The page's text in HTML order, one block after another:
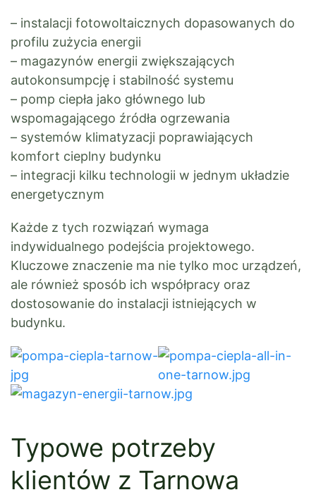
– instalacji fotowoltaicznych dopasowanych do
profilu zużycia energii
– magazynów energii zwiększających
autokonsumpcję i stabilność systemu
– pomp ciepła jako głównego lub
wspomagającego źródła ogrzewania
– systemów klimatyzacji poprawiających
komfort cieplny budynku
– integracji kilku technologii w jednym układzie
energetycznym
Każde z tych rozwiązań wymaga
indywidualnego podejścia projektowego.
Kluczowe znaczenie ma nie tylko moc urządzeń,
ale również sposób ich współpracy oraz
dostosowanie do instalacji istniejących w
budynku.
Typowe potrzeby
klientów z Tarnowa